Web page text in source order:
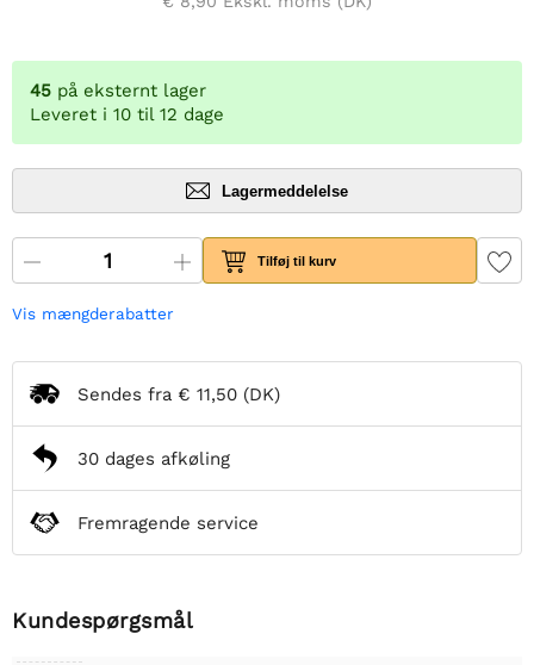
45 på eksternt lager
Leveret i 10 til 12 dage
Lagermeddelelse
Tilføj til kurv
Vis mængderabatter
Sendes fra € 11,50 (DK)
30 dages afkøling
Fremragende service
Kundespørgsmål